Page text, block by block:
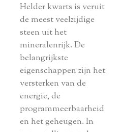
Helder kwarts is veruit
de meest veelzijdige
steen uit het
mineralenrijk. De
belangrijkste
eigenschappen zijn het
versterken van de
energie, de
programmeerbaarheid
en het geheugen. In